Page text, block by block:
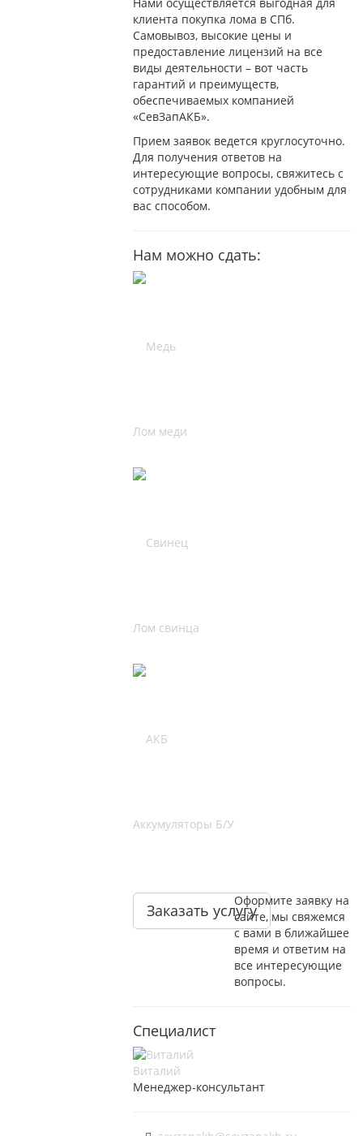
клиента покупка лома в СПб.
Самовывоз, высокие цены и
предоставление лицензий на все
виды деятельности – вот часть
гарантий и преимуществ,
обеспечиваемых компанией
«СевЗапАКБ».
Прием заявок ведется круглосуточно.
Для получения ответов на
интересующие вопросы, свяжитесь с
сотрудниками компании удобным для
вас способом.
Нам можно сдать:
Лом меди
Лом свинца
Аккумуляторы Б/У
Заказать услугу
Оформите заявку на
сайте, мы свяжемся
с вами в ближайшее
время и ответим на
все интересующие
вопросы.
Специалист
Виталий
Менеджер-консультант